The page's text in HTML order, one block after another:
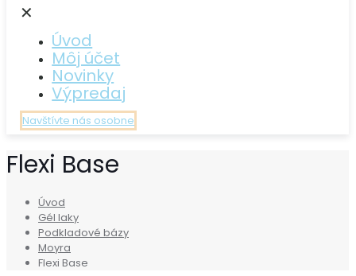
✕
Úvod
Môj účet
Novinky
Výpredaj
Navštívte nás osobne
Flexi Base
Úvod
Gél laky
Podkladové bázy
Moyra
Flexi Base